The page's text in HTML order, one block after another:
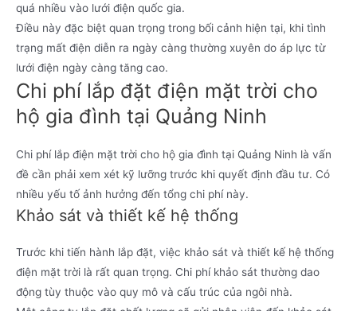
quá nhiều vào lưới điện quốc gia.
Điều này đặc biệt quan trọng trong bối cảnh hiện tại, khi tình
trạng mất điện diễn ra ngày càng thường xuyên do áp lực từ
lưới điện ngày càng tăng cao.
Chi phí lắp đặt điện mặt trời cho
hộ gia đình tại Quảng Ninh
Chi phí lắp điện mặt trời cho hộ gia đình tại Quảng Ninh là vấn
đề cần phải xem xét kỹ lưỡng trước khi quyết định đầu tư. Có
nhiều yếu tố ảnh hưởng đến tổng chi phí này.
Khảo sát và thiết kế hệ thống
Trước khi tiến hành lắp đặt, việc khảo sát và thiết kế hệ thống
điện mặt trời là rất quan trọng. Chi phí khảo sát thường dao
động tùy thuộc vào quy mô và cấu trúc của ngôi nhà.